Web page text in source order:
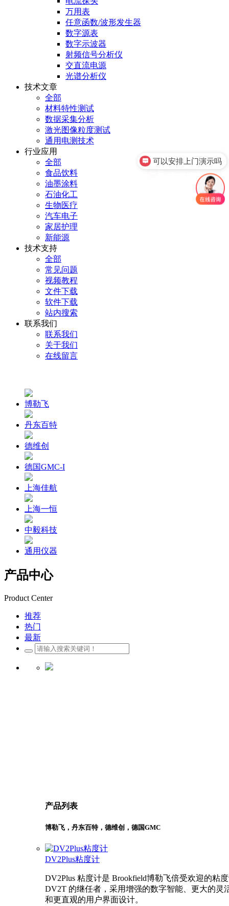
万用表
任意函数/波形发生器
数字源表
数字示波器
射频信号分析仪
交直流电源
光谱分析仪
技术文章
全部
材料特性测试
数据采集分析
激光图像粒度测试
通用电测技术
行业应用
全部
食品饮料
油墨涂料
石油化工
生物医疗
汽车电子
家居护理
新能源
技术支持
全部
常见问题
视频教程
文件下载
软件下载
站内搜索
联系我们
联系我们
关于我们
在线留言
博勒飞
丹东百特
德维创
德国GMC-I
上海佳航
上海一恒
中毅科技
通用仪器
产品中心
Product Center
推荐
热门
最新
产品列表
博勒飞，丹东百特，德维创，德国GMC
DV2Plus粘度计
DV2Plus 粘度计是 Brookfield博勒飞倍受欢迎的粘
DV2T 的继任者，采用增强的数字智能、更大的灵
和更直观的用户界面设计。
你们是官方代理吗